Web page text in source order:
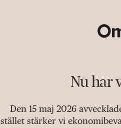
Nu har
Den 15 maj 2026
stället stärker vi